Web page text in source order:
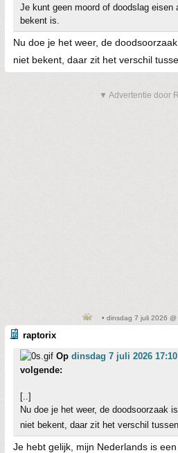
Je kunt geen moord of doodslag eisen
bekent is.
Nu doe je het weer, de
niet bekent, daar zit het verschil
▼ Advertentie door
• dinsdag 7 juli 2026
raptorix
Op dinsdag 7 juli 2026 17:10
volgende:
[..]
Nu doe je het weer, de doodsoorzaak
niet bekent, daar zit het verschil
Je hebt gelijk, mijn Nederlands is